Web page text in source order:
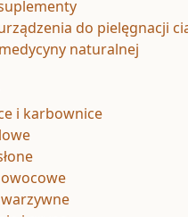
do pielęgnacji
naturalnej
i karbownice